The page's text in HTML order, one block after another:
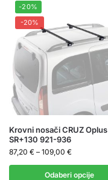
-20%
-20%
Krovni nosači CRUZ Oplus
SR+130 921-936
87,20 € – 109,00 €
Odaberi opcije